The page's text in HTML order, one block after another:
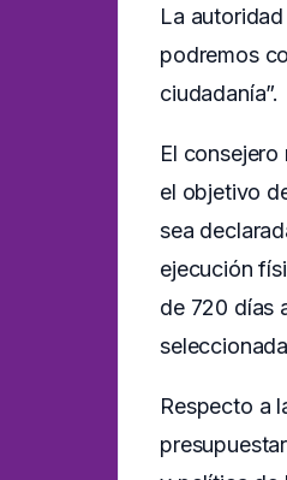
La
podremos
ciudadanía”.
El
el objetivo
sea
ejecución
de 720 días
Respecto a